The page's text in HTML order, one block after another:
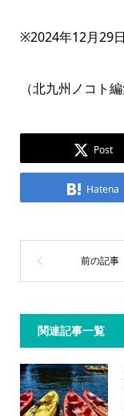
※2024年12月29
（北九州ノコト編
Post
Hatena
関連記事一覧